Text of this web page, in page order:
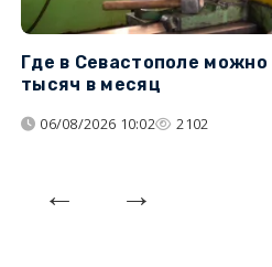
Где в Севастополе можно
тысяч в месяц
06/08/2026 10:02 2102